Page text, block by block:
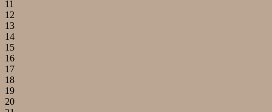
11
12
13
14
15
16
17
18
19
20